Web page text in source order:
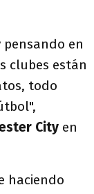
en
clubes están
todo
City en
haciendo